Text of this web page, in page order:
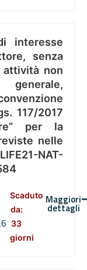
interesse
senza
non
generale,
117/2017
per la
nelle
NAT-
Scaduto
da:
33
giorni
Maggiori
dettagli